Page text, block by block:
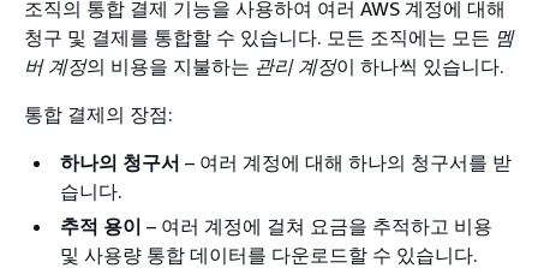
조직의 통합 결제 기능을 사용하여 여러 AWS 계정에 대해
청구 및 결제를 통합할 수 있습니다. 모든 조직에는 모든 멤
버 계정의 비용을 지불하는 관리 계정이 하나씩 있습니다.
통합 결제의 장점:
하나의 청구서 – 여러 계정에 대해 하나의 청구서를 받
습니다.
추적 용이 – 여러 계정에 걸쳐 요금을 추적하고 비용
및 사용량 통합 데이터를 다운로드할 수 있습니다.